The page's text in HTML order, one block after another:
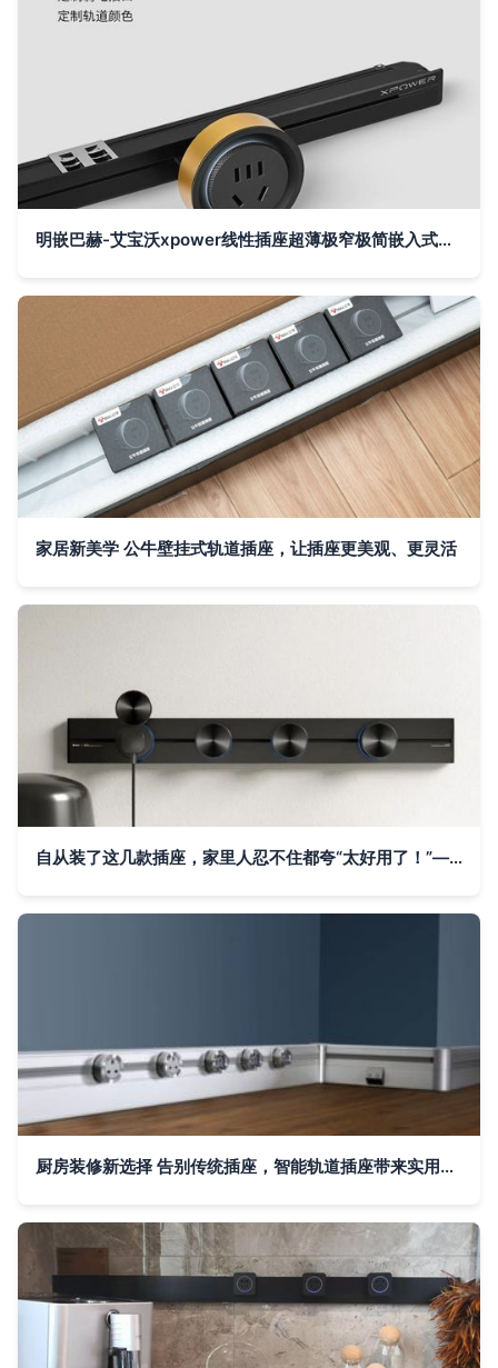
明嵌巴赫-艾宝沃xpower线性插座超薄极窄极简嵌入式轨道插座
家居新美学 公牛壁挂式轨道插座，让插座更美观、更灵活
自从装了这几款插座，家里人忍不住都夸“太好用了！”——轨道插座的使用体验
厨房装修新选择 告别传统插座，智能轨道插座带来实用与安全